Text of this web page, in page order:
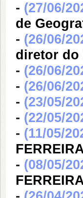
- (27/06/
de
- (26/06/
diretor do
- (26/06/
- (26/06/
- (23/05/
- (22/05/
- (11/05/
- (08/05/